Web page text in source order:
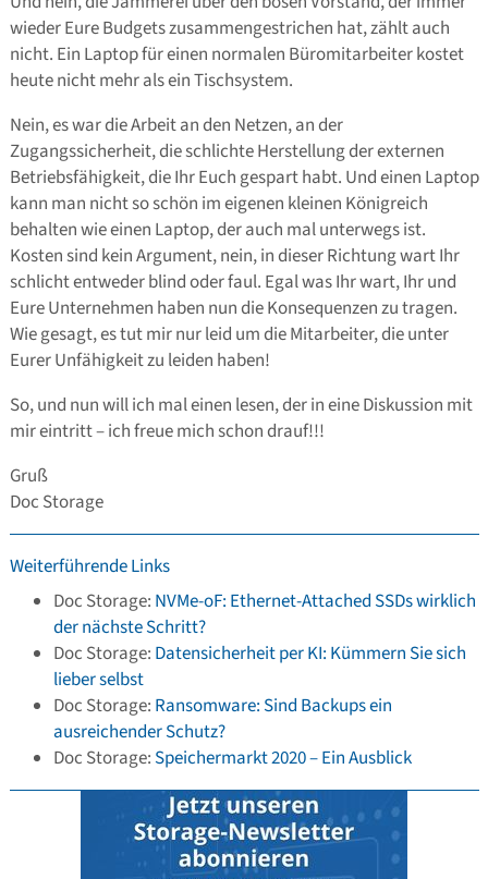
wieder Eure Budgets zusammengestrichen hat, zählt auch
nicht. Ein Laptop für einen normalen Büromitarbeiter kostet
heute nicht mehr als ein Tischsystem.
Nein, es war die Arbeit an den Netzen, an der
Zugangssicherheit, die schlichte Herstellung der externen
Betriebsfähigkeit, die Ihr Euch gespart habt. Und einen Laptop
kann man nicht so schön im eigenen kleinen Königreich
behalten wie einen Laptop, der auch mal unterwegs ist.
Kosten sind kein Argument, nein, in dieser Richtung wart Ihr
schlicht entweder blind oder faul. Egal was Ihr wart, Ihr und
Eure Unternehmen haben nun die Konsequenzen zu tragen.
Wie gesagt, es tut mir nur leid um die Mitarbeiter, die unter
Eurer Unfähigkeit zu leiden haben!
So, und nun will ich mal einen lesen, der in eine Diskussion mit
mir eintritt – ich freue mich schon drauf!!!
Gruß
Doc Storage
Weiterführende Links
Doc Storage: NVMe-oF: Ethernet-Attached SSDs wirklich
der nächste Schritt?
Doc Storage: Datensicherheit per KI: Kümmern Sie sich
lieber selbst
Doc Storage: Ransomware: Sind Backups ein
ausreichender Schutz?
Doc Storage: Speichermarkt 2020 – Ein Ausblick